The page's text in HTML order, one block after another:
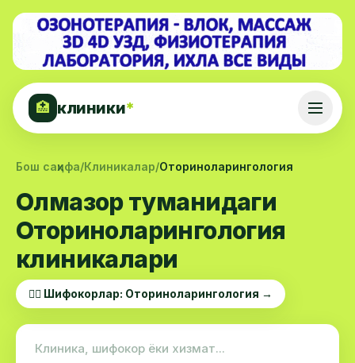
🏥 клиники*
Бош саҳифа/Клиникалар/Оториноларингология
Олмазор туманидаги
Оториноларингология
клиникалари
👨‍⚕️ Шифокорлар: Оториноларингология →